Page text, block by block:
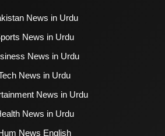
News in Urdu
News in Urdu
News in Urdu
News in Urdu
News in Urdu
News in Urdu
News English